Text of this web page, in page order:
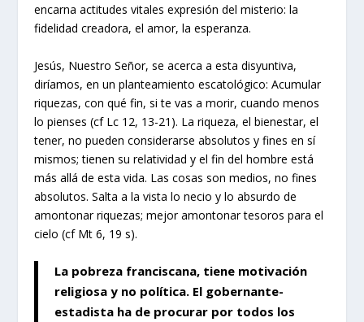
encarna actitudes vitales expresión del misterio: la
fidelidad creadora, el amor, la esperanza.
Jesús, Nuestro Señor, se acerca a esta disyuntiva,
diríamos, en un planteamiento escatológico: Acumular
riquezas, con qué fin, si te vas a morir, cuando menos
lo pienses (cf Lc 12, 13-21). La riqueza, el bienestar, el
tener, no pueden considerarse absolutos y fines en sí
mismos; tienen su relatividad y el fin del hombre está
más allá de esta vida. Las cosas son medios, no fines
absolutos. Salta a la vista lo necio y lo absurdo de
amontonar riquezas; mejor amontonar tesoros para el
cielo (cf Mt 6, 19 s).
La pobreza franciscana, tiene motivación
religiosa y no política. El gobernante-
estadista ha de procurar por todos los